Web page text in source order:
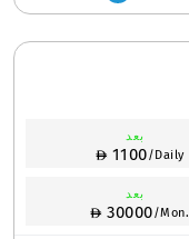
بعد
1100/Daily
بعد
30000/Mon.